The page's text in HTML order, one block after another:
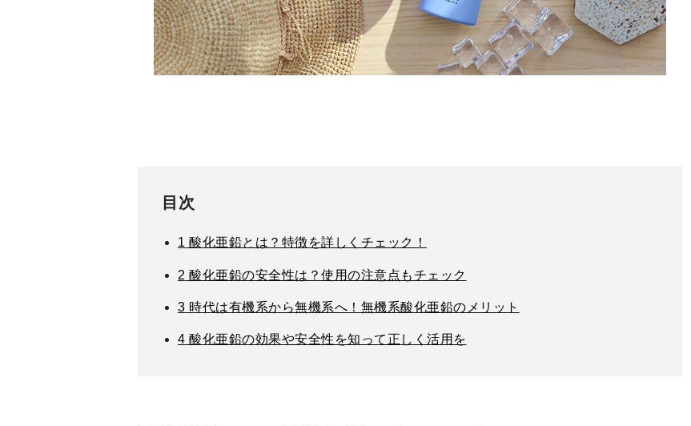
目次
1 酸化亜鉛とは？特徴を詳しくチェック！
2 酸化亜鉛の安全性は？使用の注意点もチェック
3 時代は有機系から無機系へ！無機系酸化亜鉛のメリット
4 酸化亜鉛の効果や安全性を知って正しく活用を